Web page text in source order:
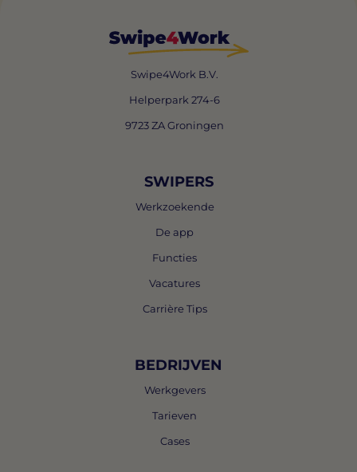
Swipe4Work B.V.
Helperpark 274-6
9723 ZA Groningen
SWIPERS
Werkzoekende
De app
Functies
Vacatures
Carrière Tips
BEDRIJVEN
Werkgevers
Tarieven
Cases